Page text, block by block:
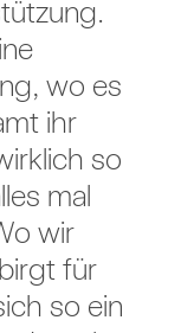
wo es
ihr
so
mal
wir
für
so ein